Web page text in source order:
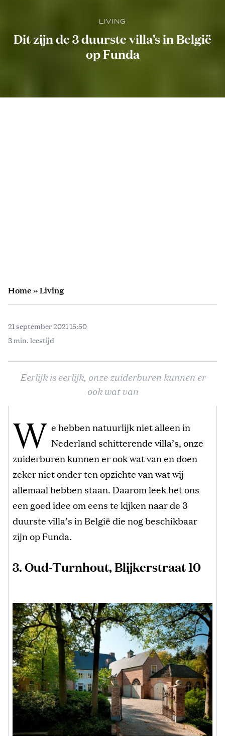
LIVING
Dit zijn de 3 duurste villa’s in België
op Funda
Home»Living
21 september 2021 15:50
3 min. leestijd
Eerlijk is eerlijk, onze zuiderburen kunnen er
ook wat van
W e hebben natuurlijk niet alleen in
Nederland schitterende villa’s, onze
zuiderburen kunnen er ook wat van en doen
zeker niet onder ten opzichte van wat wij
allemaal hebben staan. Daarom leek het ons
een goed idee om eens te kijken naar de 3
duurste villa’s in België die nog beschikbaar
zijn op Funda.
3. Oud-Turnhout, Blijkerstraat 10